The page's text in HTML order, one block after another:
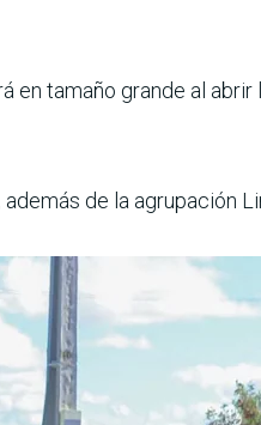
en tamaño grande al
además de la agrupación